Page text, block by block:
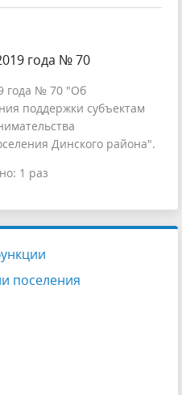
года № 70
года № 70 "Об
поддержки субъектам
Динского района".
1 раз
поселения